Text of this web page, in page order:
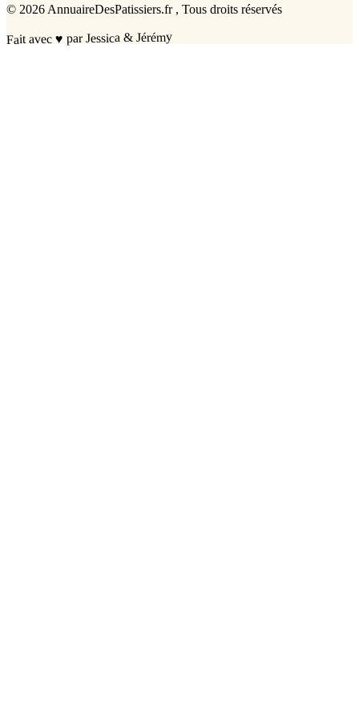
© 2026 AnnuaireDesPatissiers.fr , Tous droits réservés
Fait avec♥ par Jessica & Jérémy